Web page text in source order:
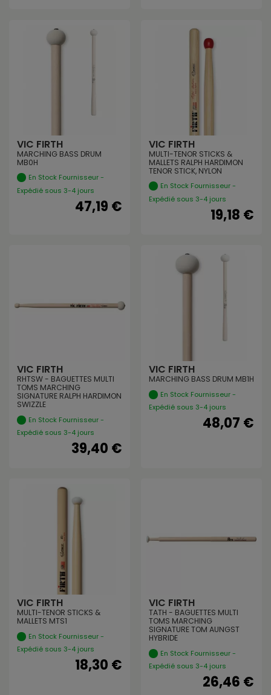
VIC FIRTH
MARCHING BASS DRUM
MB0H
En Stock Fournisseur -
Expédié sous 3-4 jours
47,19 €
VIC FIRTH
MULTI-TENOR STICKS &
MALLETS RALPH HARDIMON
TENOR STICK, NYLON
En Stock Fournisseur -
Expédié sous 3-4 jours
19,18 €
VIC FIRTH
RHTSW - BAGUETTES MULTI
TOMS MARCHING
SIGNATURE RALPH HARDIMON
SWIZZLE
En Stock Fournisseur -
Expédié sous 3-4 jours
39,40 €
VIC FIRTH
MARCHING BASS DRUM MB1H
En Stock Fournisseur -
Expédié sous 3-4 jours
48,07 €
VIC FIRTH
MULTI-TENOR STICKS &
MALLETS MTS1
En Stock Fournisseur -
Expédié sous 3-4 jours
18,30 €
VIC FIRTH
TATH - BAGUETTES MULTI
TOMS MARCHING
SIGNATURE TOM AUNGST
HYBRIDE
En Stock Fournisseur -
Expédié sous 3-4 jours
26,46 €